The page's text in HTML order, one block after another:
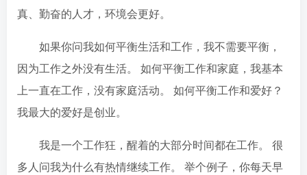
真、勤奋的人才，环境会更好。
如果你问我如何平衡生活和工作，我不需要平衡，
因为工作之外没有生活。 如何平衡工作和家庭，我基本
上一直在工作，没有家庭活动。 如何平衡工作和爱好？
我最大的爱好是创业。
我是一个工作狂，醒着的大部分时间都在工作。 很
多人问我为什么有热情继续工作。 举个例子，你每天早